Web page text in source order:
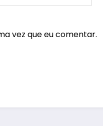
vez que eu comentar.